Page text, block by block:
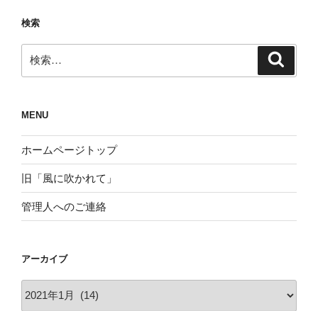
検索
索:
MENU
ホームページトップ
旧「風に吹かれて」
管理人へのご連絡
アーカイブ